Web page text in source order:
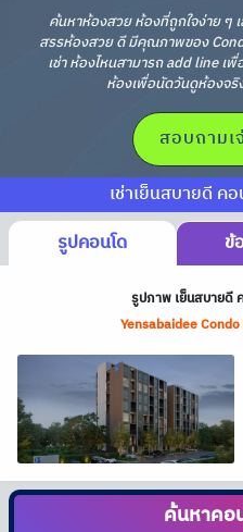
ค้นหาห้องสวย ห้องที่ถูกใจง่าย ๆ
สรรห้องสวย ดี มีคุณภาพของ
เช่า ห้องไหนสามารถ add line เ
ห้องเพื่อนัดวันดูห้องจริ
สอบถามเ
เช่าเย็นสบายดี ค
รูปคอนโด
ข้
รูปภาพ เย็นสบายดี
Yensabaidee
ค้นหาคอ